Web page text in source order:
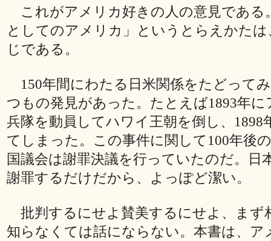
これがアメリカ好きの人の意見である
としてのアメリカ」というとらえかたは
じである。
150年間にわたる日米関係をたどって
つもの発見があった。たとえば1893年
兵隊を動員してハワイ王朝を倒し、1898
てしまった。この事件に関して100年後
国議会は謝罪決議を行っていたのだ。日
謝罪するだけだから、よっぽど潔い。
批判するにせよ賛美するにせよ、まず
知らなくては話にならない。本書は、ア